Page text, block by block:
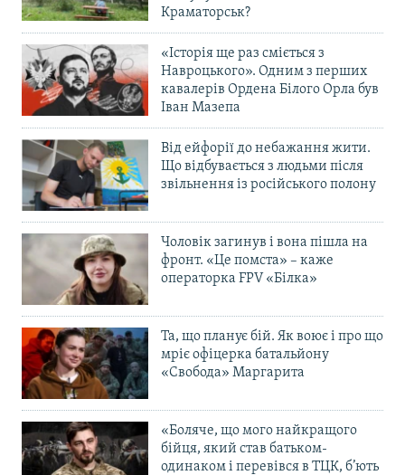
Краматорськ?
«Історія ще раз сміється з
Навроцького». Одним з перших
кавалерів Ордена Білого Орла був
Іван Мазепа
Від ейфорії до небажання жити.
Що відбувається з людьми після
звільнення із російського полону
Чоловік загинув і вона пішла на
фронт. «Це помста» – каже
операторка FPV «Білка»
Та, що планує бій. Як воює і про що
мріє офіцерка батальйону
«Свобода» Маргарита
«Боляче, що мого найкращого
бійця, який став батьком-
одинаком і перевівся в ТЦК, б’ють